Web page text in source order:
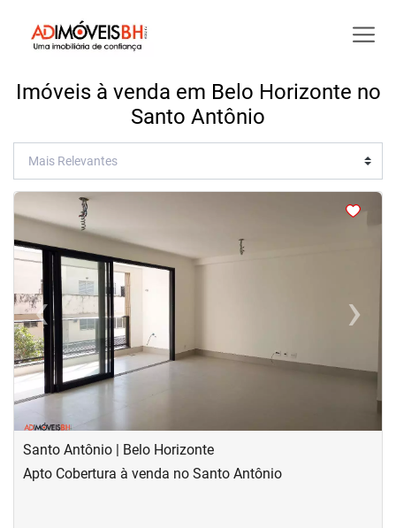
Imóveis à venda em Belo Horizonte no
Santo Antônio
‹Previous ›Next
Santo Antônio | Belo Horizonte
Apto Cobertura à venda no Santo Antônio